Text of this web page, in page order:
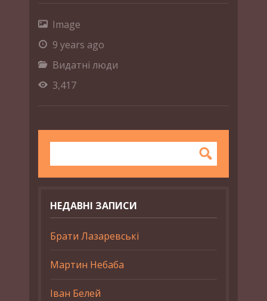
Image
9 years ago
Видатні люди
3,417
НЕДАВНІ ЗАПИСИ
Брати Лазаревські
Мартин Небаба
Іван Белей